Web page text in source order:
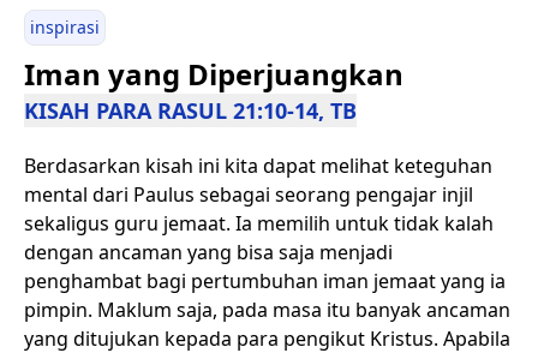
inspirasi
Iman yang Diperjuangkan
KISAH PARA RASUL 21:10-14, TB
Berdasarkan kisah ini kita dapat melihat keteguhan
mental dari Paulus sebagai seorang pengajar injil
sekaligus guru jemaat. Ia memilih untuk tidak kalah
dengan ancaman yang bisa saja menjadi
penghambat bagi pertumbuhan iman jemaat yang ia
pimpin. Maklum saja, pada masa itu banyak ancaman
yang ditujukan kepada para pengikut Kristus. Apabila